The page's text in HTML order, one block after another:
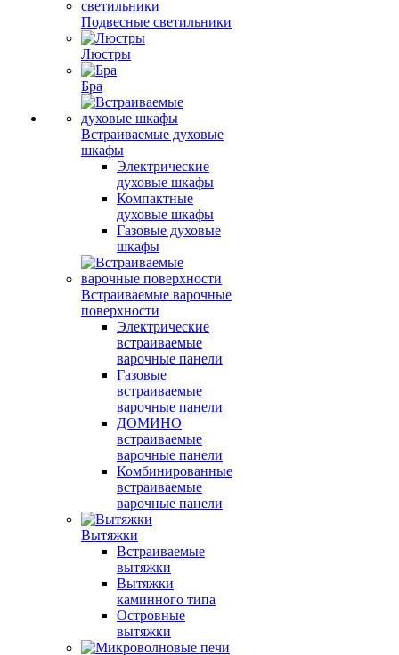
Подвесные светильники
Люстры
Бра
Встраиваемые духовые
шкафы
Электрические
духовые шкафы
Компактные
духовые шкафы
Газовые духовые
шкафы
Встраиваемые варочные
поверхности
Электрические
встраиваемые
варочные панели
Газовые
встраиваемые
варочные панели
ДОМИНО
встраиваемые
варочные панели
Комбинированные
встраиваемые
варочные панели
Вытяжки
Встраиваемые
вытяжки
Вытяжки
каминного типа
Островные
вытяжки